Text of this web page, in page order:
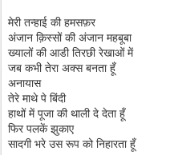
मेरी तन्हाई की हमसफ़र
अंजान क़िस्सों की अंजान महबूबा
ख्यालों की आडी तिरछी रेखाओं में
जब कभी तेरा अक्स बनता हूँ
अनायास
तेरे माथे पे बिंदी
हाथों में पूजा की थाली दे देता हूँ
फिर पलकें झुकाए
सादगी भरे उस रूप को निहारता हूँ